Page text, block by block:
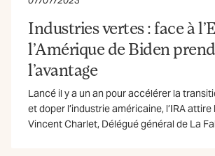
Industries vertes : face à
l’Amérique de Biden prend
l’avantage
Lancé il y a un an pour accélérer la
et doper l’industrie américaine, l’IRA
Vincent Charlet, Délégué général de La